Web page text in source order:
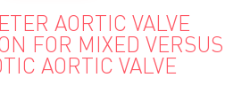
AORTIC VALVE
FOR MIXED VERSUS
AORTIC VALVE